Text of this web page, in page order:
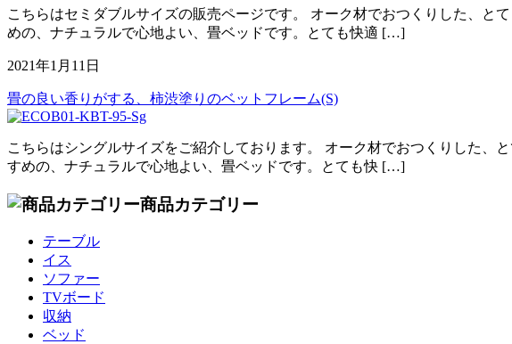
こちらはセミダブルサイズの販売ページです。 オーク材でおつくりした、と
めの、ナチュラルで心地よい、畳ベッドです。とても快適 […]
2021年1月11日
畳の良い香りがする、柿渋塗りのベットフレーム(S)
こちらはシングルサイズをご紹介しております。 オーク材でおつくりした、
すめの、ナチュラルで心地よい、畳ベッドです。とても快 […]
商品カテゴリー
テーブル
イス
ソファー
TVボード
収納
ベッド